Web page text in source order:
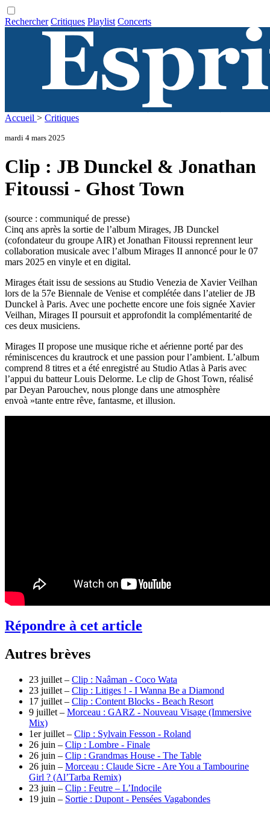
Rechercher Critiques Playlist Concerts
Accueil > Critiques
mardi 4 mars 2025
Clip : JB Dunckel & Jonathan
Fitoussi - Ghost Town
(source : communiqué de presse)
Cinq ans après la sortie de l’album Mirages, JB Dunckel
(cofondateur du groupe AIR) et Jonathan Fitoussi reprennent leur
collaboration musicale avec l’album Mirages II annoncé pour le 07
mars 2025 en vinyle et en digital.
Mirages était issu de sessions au Studio Venezia de Xavier Veilhan
lors de la 57e Biennale de Venise et complétée dans l’atelier de JB
Dunckel à Paris. Avec une pochette encore une fois signée Xavier
Veilhan, Mirages II poursuit et approfondit la complémentarité de
ces deux musiciens.
Mirages II propose une musique riche et aérienne porté par des
réminiscences du krautrock et une passion pour l’ambient. L’album
comprend 8 titres et a été enregistré au Studio Atlas à Paris avec
l’appui du batteur Louis Delorme. Le clip de Ghost Town, réalisé
par Deyan Parouchev, nous plonge dans une atmosphère
envoà »tante entre rêve, fantasme, et illusion.
Répondre à cet article
Autres brèves
23 juillet – Clip : Naâman - Coco Wata
23 juillet – Clip : Litiges ! - I Wanna Be a Diamond
17 juillet – Clip : Content Blocks - Beach Resort
9 juillet – Morceau : GARZ - Nouveau Visage (Immersive
Mix)
1er juillet – Clip : Sylvain Fesson - Roland
26 juin – Clip : Lombre - Finale
26 juin – Clip : Grandmas House - The Table
26 juin – Morceau : Claude Sicre - Are You a Tambourine
Girl ? (Al’Tarba Remix)
23 juin – Clip : Feutre – L’Indocile
19 juin – Sortie : Dupont - Pensées Vagabondes